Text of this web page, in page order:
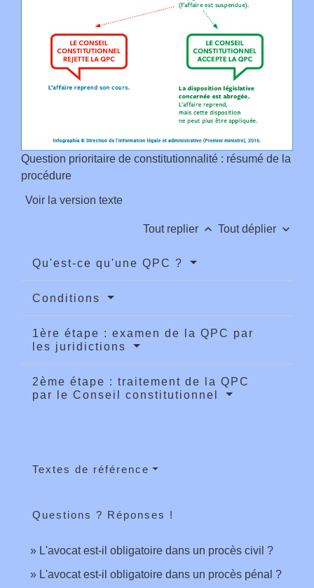
Question prioritaire de constitutionnalité : résumé de la
procédure
Voir la version texte
Tout replier keyboard_arrow_up Tout déplier keyboard_arrow_down
Qu'est-ce qu'une QPC ?
Conditions
1ère étape : examen de la QPC par
les juridictions
2ème étape : traitement de la QPC
par le Conseil constitutionnel
Textes de référence
Questions ? Réponses !
L'avocat est-il obligatoire dans un procès civil ?
L'avocat est-il obligatoire dans un procès pénal ?